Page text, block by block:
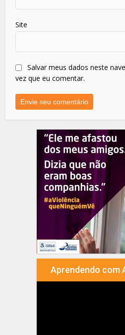
Site
Salvar meus dados neste
vez que eu comentar.
Aprendendo com